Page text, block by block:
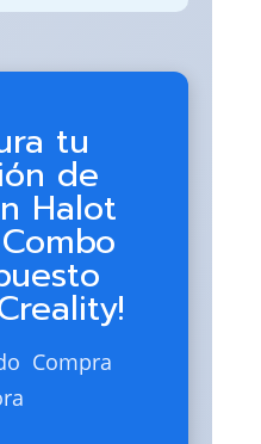
tu
de
Halot
 Compra